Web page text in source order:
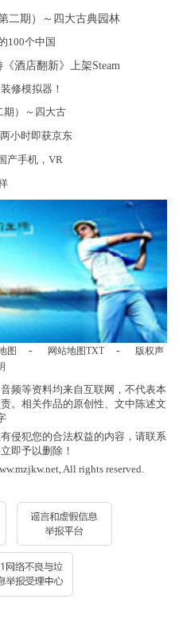
100个中国
修模拟器！
期）～四大古
小时即获京东
产手机，VR
图 - 网站地图TXT -
版权声
频等资料均来自互联网，不代表本
。相关作品的原创性、文中陈述文
侵犯您的合法权益的内容，请联系
即予以删除！
All rights reserved.